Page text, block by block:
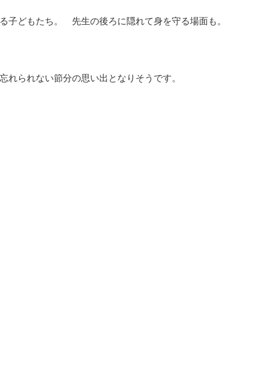
どもたち。 先生の後ろに隠れて身を守る場面も。
られない節分の思い出となりそうです。